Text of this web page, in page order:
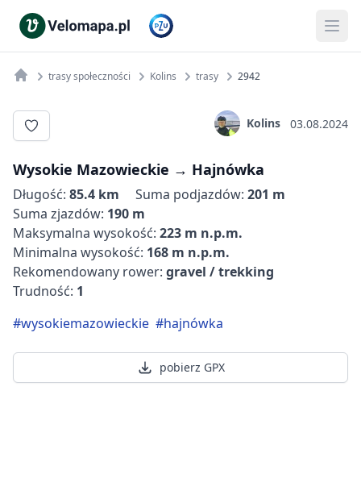
trasy społeczności Kolins trasy 2942
Kolins 03.08.2024
Wysokie Mazowieckie‬ → ‪Hajnówka
Długość: 85.4 km Suma podjazdów: 201 m
Suma zjazdów: 190 m
Maksymalna wysokość: 223 m n.p.m.
Minimalna wysokość: 168 m n.p.m.
Rekomendowany rower: gravel / trekking
Trudność: 1
#wysokiemazowieckie #hajnówka
pobierz GPX